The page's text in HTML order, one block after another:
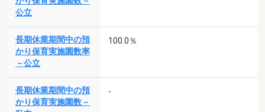
公立
長期休業期間中の預
かり保育実施園数率
－公立
100.0％
長期休業期間中の預
かり保育実施園数－
-